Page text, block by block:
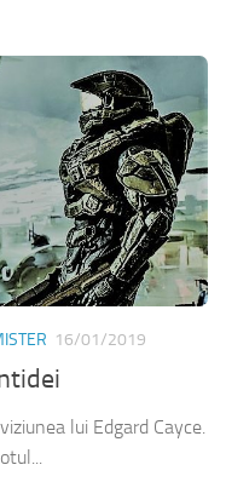
16/01/2019
lui Edgard Cayce.